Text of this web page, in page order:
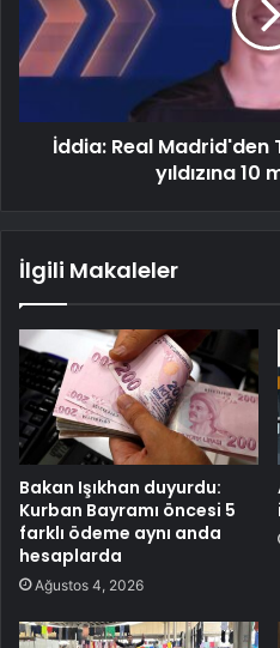
İddia: Real
yıldızına 10
İlgili Makaleler
Bakan Işıkhan duyurdu:
Kurban Bayramı öncesi 5
farklı ödeme aynı anda
hesaplarda
Ağustos 4, 2026